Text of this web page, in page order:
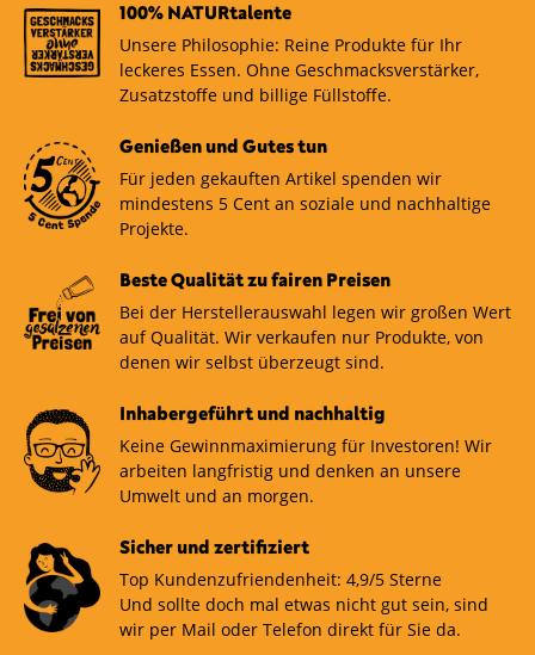
100% NATURtalente
Unsere Philosophie: Reine Produkte für Ihr
leckeres Essen. Ohne Geschmacksverstärker,
Zusatzstoffe und billige Füllstoffe.
Genießen und Gutes tun
Für jeden gekauften Artikel spenden wir
mindestens 5 Cent an soziale und nachhaltige
Projekte.
Beste Qualität zu fairen Preisen
Bei der Herstellerauswahl legen wir großen Wert
auf Qualität. Wir verkaufen nur Produkte, von
denen wir selbst überzeugt sind.
Inhabergeführt und nachhaltig
Keine Gewinnmaximierung für Investoren! Wir
arbeiten langfristig und denken an unsere
Umwelt und an morgen.
Sicher und zertifiziert
Top Kundenzufriendenheit: 4,9/5 Sterne
Und sollte doch mal etwas nicht gut sein, sind
wir per Mail oder Telefon direkt für Sie da.